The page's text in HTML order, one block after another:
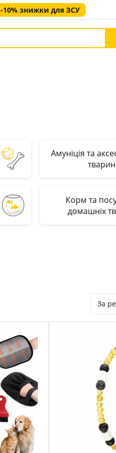
-10% знижки для ЗСУ
Амуніція та
тварин
Корм та
домашніх
За